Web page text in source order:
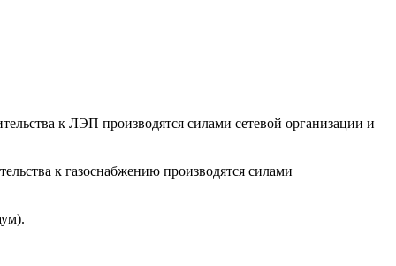
к ЛЭП производятся силами сетевой организации и
к газоснабжению производятся силами